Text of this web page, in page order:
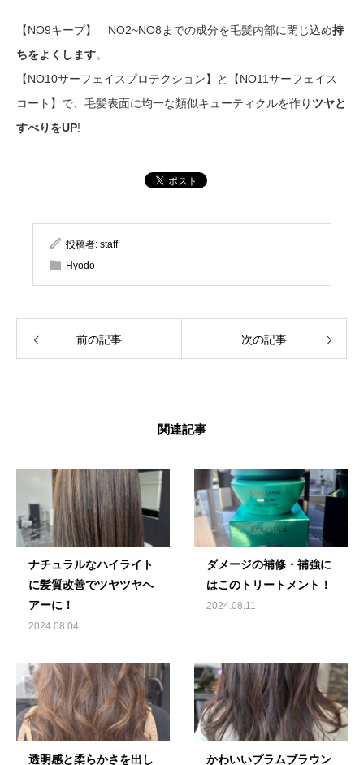
【NO9キープ】 NO2~NO8までの成分を毛髪内部に閉じ込め持
ちをよくします。
【NO10サーフェイスプロテクション】と【NO11サーフェイス
コート】で、毛髪表面に均一な類似キューティクルを作り ツヤと
すべりをUP!
投稿者: staff
Hyodo
前の記事 次の記事
関連記事
ナチュラルなハイライト
に髪質改善でツヤツヤヘ
アーに！
2024.08.04
ダメージの補修・補強に
はこのトリートメント！
2024.08.11
透明感と柔らかさを出し かわいいプラムブラウン